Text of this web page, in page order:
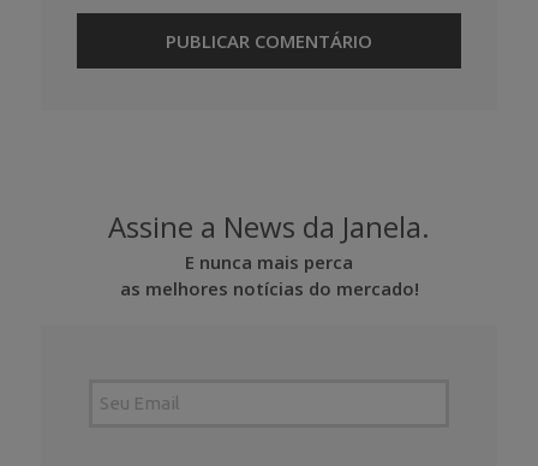
Assine a News da Janela.
E nunca mais perca
as melhores notícias do mercado!